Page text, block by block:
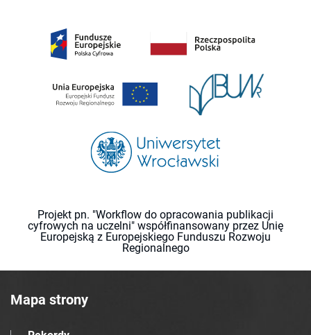
Projekt pn. "Workflow do opracowania publikacji
cyfrowych na uczelni" współfinansowany przez Unię
Europejską z Europejskiego Funduszu Rozwoju
Regionalnego
Mapa strony